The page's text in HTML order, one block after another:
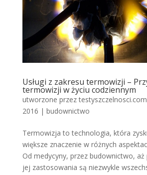
Usługi z zakresu termowizji –
termowizji w życiu codziennym
utworzone przez
2016 | budownictwo
Termowizja to technologia, która
większe znaczenie w różnych
Od medycyny, przez budownictwo, aż
jej zastosowania są niezwykle